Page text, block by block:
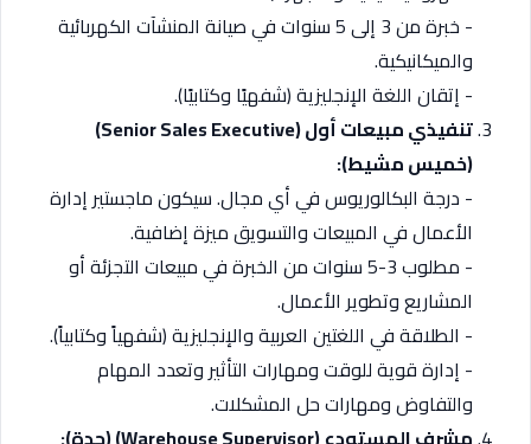
­- خبرة من 3 إلى 5 سنوات في صيانة المنشآت الكهربائية
والميكانيكية.
­- إتقان اللغة الإنجليزية (شفهيًا وكتابيًا).
تنفيذي مبيعات أول (Senior Sales Executive)
(خميس مشيط):
­- درجة البكالوريوس في أي مجال. سيكون ماجستير إدارة
الأعمال في المبيعات والتسويق ميزة إضافية.
­- مطلوب 3-5 سنوات من الخبرة في مبيعات التجزئة أو
المشاريع وتطوير الأعمال.
­- الطلاقة في اللغتين العربية والإنجليزية (شفهياً وكتابياً).
­- إدارة قوية للوقت ومهارات التأثير وتعدد المهام
والتفاوض ومهارات حل المشكلات.